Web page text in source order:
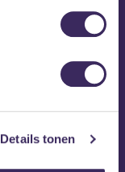
Details tonen